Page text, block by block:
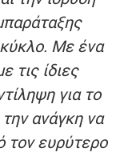
κύκλο. Με ένα
τις ίδιες
για το
ανάγκη να
τον ευρύτερο